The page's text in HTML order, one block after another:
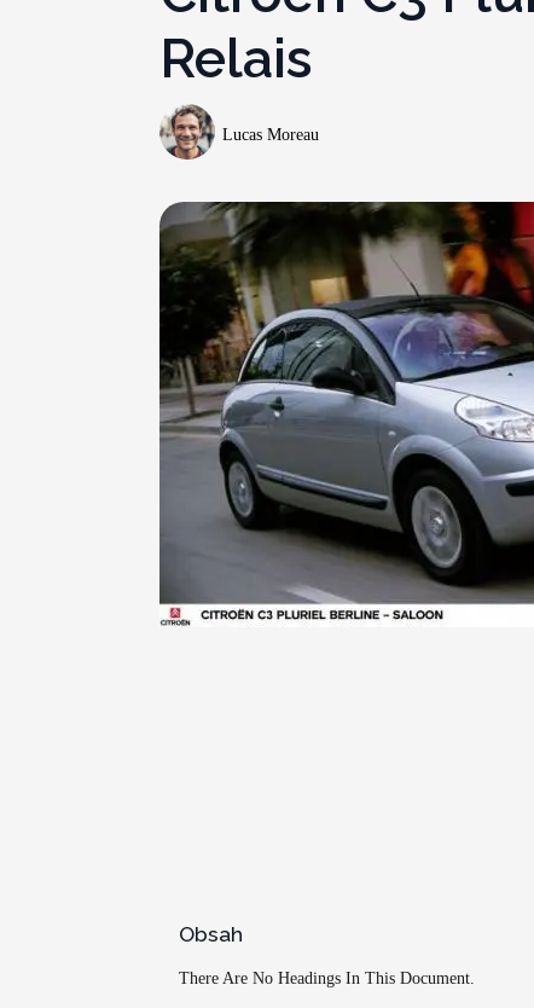
Relais
Lucas Moreau
Obsah
There Are No Headings In This Document.